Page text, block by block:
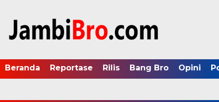
Beranda Reportase Rilis Bang Bro Opini